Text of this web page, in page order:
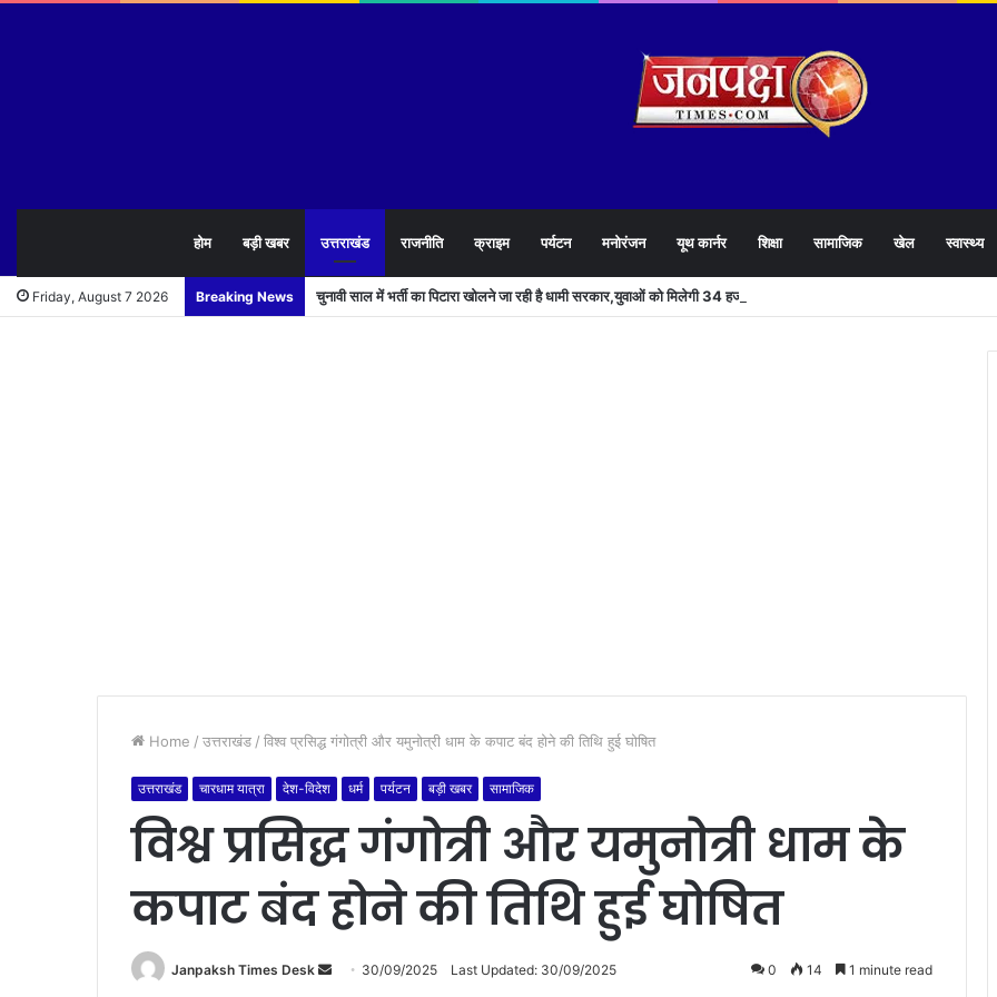
होम बड़ी खबर उत्तराखंड राजनीति क्राइम पर्यटन मनोरंजन यूथ कार्नर शिक्षा सामाजिक खेल स्वास्थ्य
Friday, August 7 2026 Breaking News चुनावी साल में भर्ती का पिटारा खोलने जा रही है धामी सरकार,युवाओं को मिलेगी 34 हजार रिकॉर्ड भर्तियों की सौगात
Home / उत्तराखंड / विश्व प्रसिद्ध गंगोत्री और यमुनोत्री धाम के कपाट बंद होने की तिथि हुई घोषित
उत्तराखंड चारधाम यात्रा देश-विदेश धर्म पर्यटन बड़ी खबर सामाजिक
विश्व प्रसिद्ध गंगोत्री और यमुनोत्री धाम के
कपाट बंद होने की तिथि हुई घोषित
Janpaksh Times Desk 30/09/2025 Last Updated: 30/09/2025 0 14 1 minute read